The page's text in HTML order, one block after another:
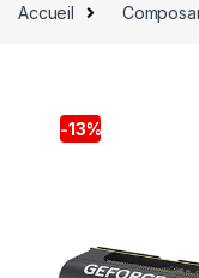
Accueil
-13%